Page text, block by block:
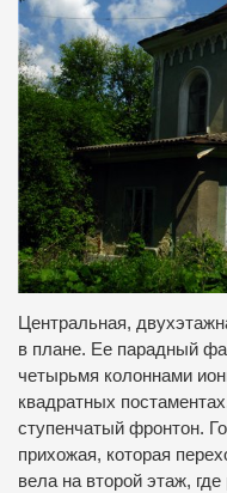
Центральная,
в плане. Ее парадный
четырьмя колоннами
квадратных
ступенчатый фронтон.
прихожая, которая
вела на второй этаж,